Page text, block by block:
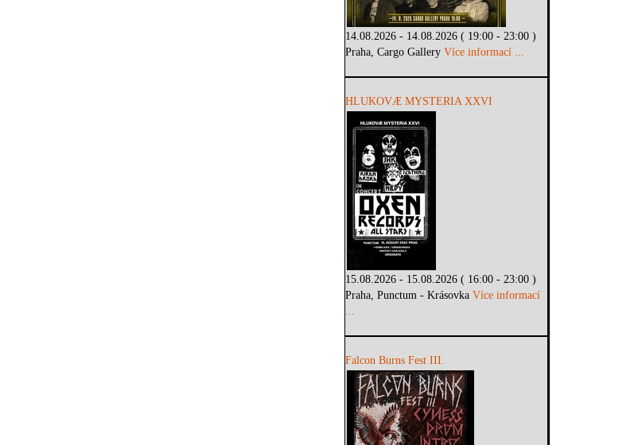
14.08.2026 - 14.08.2026 ( 19:00 - 23:00 )
Praha, Cargo GalleryVíce informací ...
HLUKOVÆ MYSTERIA XXVI
15.08.2026 - 15.08.2026 ( 16:00 - 23:00 )
Praha, Punctum - KrásovkaVíce informací
...
Falcon Burns Fest III.